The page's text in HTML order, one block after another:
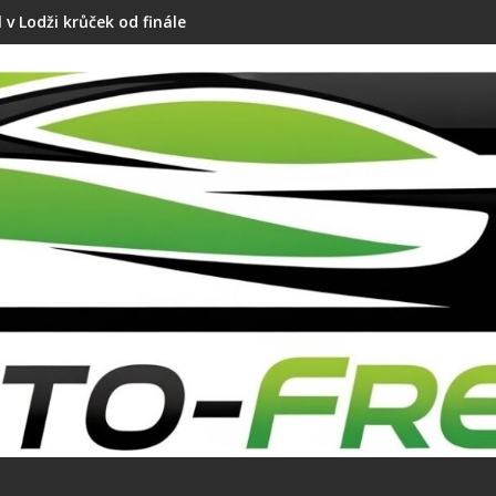
v Lodži krůček od finále